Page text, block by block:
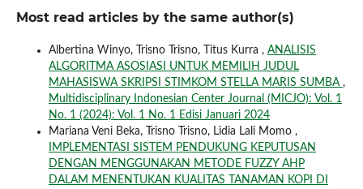
Most read articles by the same author(s)
Albertina Winyo, Trisno Trisno, Titus Kurra , ANALISIS
ALGORITMA ASOSIASI UNTUK MEMILIH JUDUL
MAHASISWA SKRIPSI STIMKOM STELLA MARIS SUMBA ,
Multidisciplinary Indonesian Center Journal (MICJO): Vol. 1
No. 1 (2024): Vol. 1 No. 1 Edisi Januari 2024
Mariana Veni Beka, Trisno Trisno, Lidia Lali Momo ,
IMPLEMENTASI SISTEM PENDUKUNG KEPUTUSAN
DENGAN MENGGUNAKAN METODE FUZZY AHP
DALAM MENENTUKAN KUALITAS TANAMAN KOPI DI